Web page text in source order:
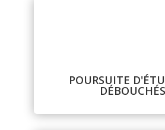
POURSUITE
DÉBOUCHÉS